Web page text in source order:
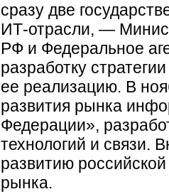
сразу две
ИТ-отрасли, —
РФ и Федеральное
разработку
ее реализацию. В
развития рынка
Федерации»,
технологий и связи.
развитию
рынка.